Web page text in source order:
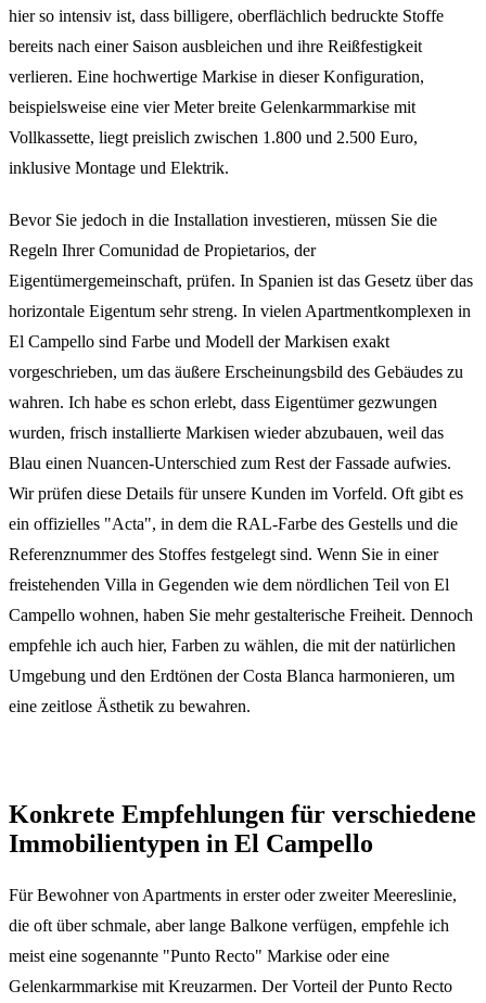
hier so intensiv ist, dass billigere, oberflächlich bedruckte Stoffe
bereits nach einer Saison ausbleichen und ihre Reißfestigkeit
verlieren. Eine hochwertige Markise in dieser Konfiguration,
beispielsweise eine vier Meter breite Gelenkarmmarkise mit
Vollkassette, liegt preislich zwischen 1.800 und 2.500 Euro,
inklusive Montage und Elektrik.
Bevor Sie jedoch in die Installation investieren, müssen Sie die
Regeln Ihrer Comunidad de Propietarios, der
Eigentümergemeinschaft, prüfen. In Spanien ist das Gesetz über das
horizontale Eigentum sehr streng. In vielen Apartmentkomplexen in
El Campello sind Farbe und Modell der Markisen exakt
vorgeschrieben, um das äußere Erscheinungsbild des Gebäudes zu
wahren. Ich habe es schon erlebt, dass Eigentümer gezwungen
wurden, frisch installierte Markisen wieder abzubauen, weil das
Blau einen Nuancen-Unterschied zum Rest der Fassade aufwies.
Wir prüfen diese Details für unsere Kunden im Vorfeld. Oft gibt es
ein offizielles "Acta", in dem die RAL-Farbe des Gestells und die
Referenznummer des Stoffes festgelegt sind. Wenn Sie in einer
freistehenden Villa in Gegenden wie dem nördlichen Teil von El
Campello wohnen, haben Sie mehr gestalterische Freiheit. Dennoch
empfehle ich auch hier, Farben zu wählen, die mit der natürlichen
Umgebung und den Erdtönen der Costa Blanca harmonieren, um
eine zeitlose Ästhetik zu bewahren.
Konkrete Empfehlungen für verschiedene
Immobilientypen in El Campello
Für Bewohner von Apartments in erster oder zweiter Meereslinie,
die oft über schmale, aber lange Balkone verfügen, empfehle ich
meist eine sogenannte "Punto Recto" Markise oder eine
Gelenkarmmarkise mit Kreuzarmen. Der Vorteil der Punto Recto